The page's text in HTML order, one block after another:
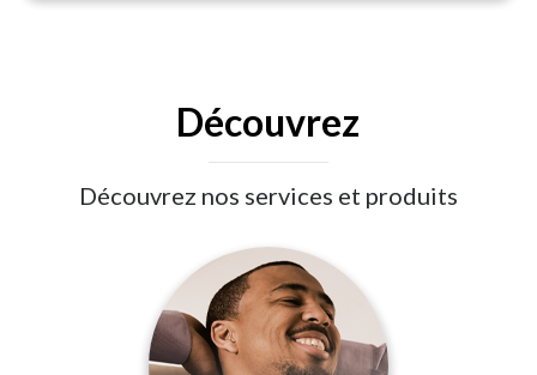
Découvrez
Découvrez nos services et produits